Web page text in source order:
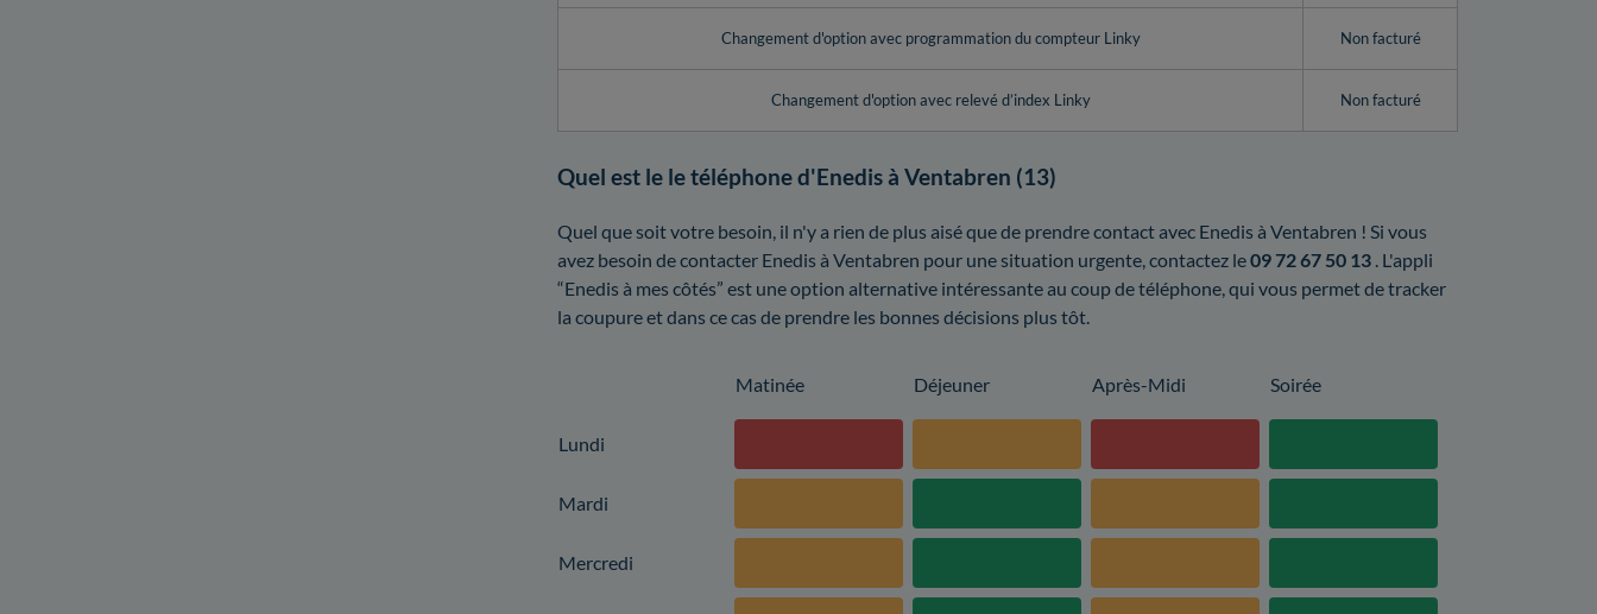
Changement d'option avec programmation du compteur Linky Non facturé
Changement d'option avec relevé d’index Linky Non facturé
Quel est le le téléphone d'Enedis à Ventabren (13)
Quel que soit votre besoin, il n'y a rien de plus aisé que de prendre contact avec Enedis à Ventabren ! Si vous
avez besoin de contacter Enedis à Ventabren pour une situation urgente, contactez le09 72 67 50 13 . L'appli
“Enedis à mes côtés” est une option alternative intéressante au coup de téléphone, qui vous permet de tracker
la coupure et dans ce cas de prendre les bonnes décisions plus tôt.
Matinée Déjeuner Après-Midi Soirée
Lundi
Mardi
Mercredi